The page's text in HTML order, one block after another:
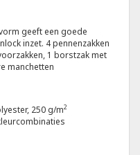
geeft een goede
inzet. 4 pennenzakken
1 borstzak met
manchetten
250 g/m2